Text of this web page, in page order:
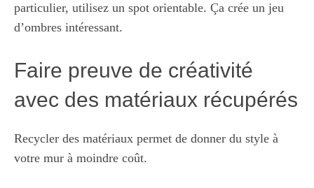
particulier, utilisez un spot orientable. Ça crée un jeu
d’ombres intéressant.
Faire preuve de créativité
avec des matériaux récupérés
Recycler des matériaux permet de donner du style à
votre mur à moindre coût.